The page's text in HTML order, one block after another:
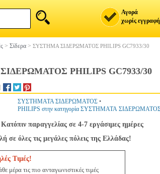
Αγορά
χωρίς εγγραφή
> Σίδερα > ΣΥΣΤΗΜΑ ΣΙΔΕΡΩΜΑΤΟΣ PHILIPS GC7933/30
PHILIPS GC7933/30
ΣΥΣΤΗΜΑΤΑ ΣΙΔΕΡΩΜΑΤΟΣ •
PHILIPS στην κατηγορία ΣΥΣΤΗΜΑΤΑ
παραγγελίας σε 4-7 εργάσιμες ημέρες
σε όλες τις μεγάλες πόλεις της Ελλάδας!
Τιμές!
μέρα τις πιο ανταγωνιστικές τιμές